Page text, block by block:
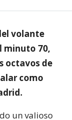
volante
minuto 70,
octavos de
como
un valioso